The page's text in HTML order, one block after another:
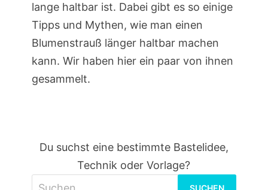
lange haltbar ist. Dabei gibt es so einige
Tipps und Mythen, wie man einen
Blumenstrauß länger haltbar machen
kann. Wir haben hier ein paar von ihnen
gesammelt.
Du suchst eine bestimmte Bastelidee,
Technik oder Vorlage?